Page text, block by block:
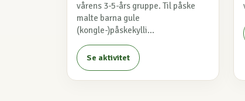
vårens 3-5-års gruppe. Til påske
malte barna gule
(kongle-)påskekylli...
Se aktivitet